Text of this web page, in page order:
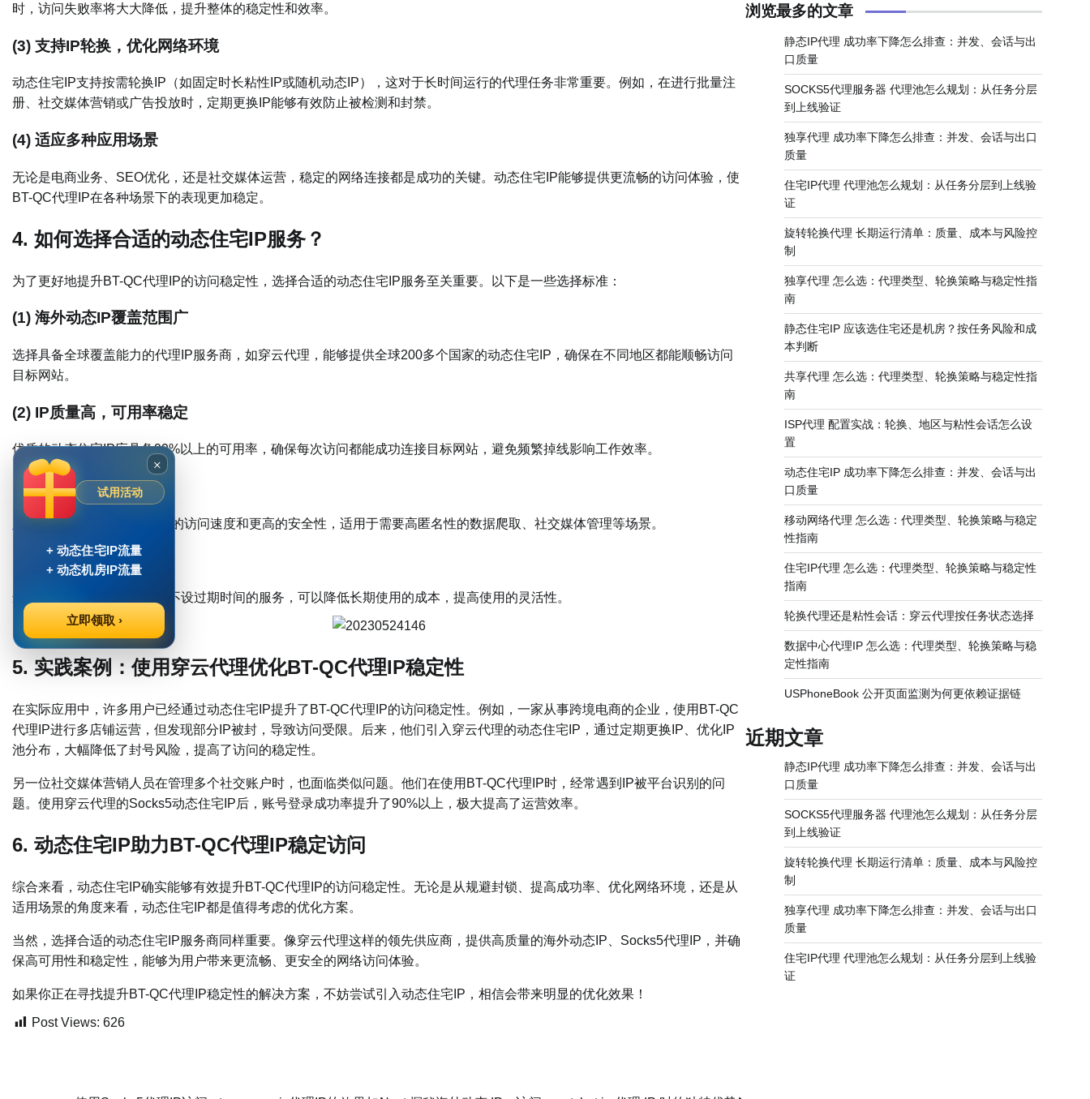
时，访问失败率将大大降低，提升整体的稳定性和效率。
(3) 支持IP轮换，优化网络环境
动态住宅IP支持按需轮换IP（如固定时长粘性IP或随机动态IP），这对于长时间运行的代理任务非常重要。例如，在进行批量注
册、社交媒体营销或广告投放时，定期更换IP能够有效防止被检测和封禁。
(4) 适应多种应用场景
无论是电商业务、SEO优化，还是社交媒体运营，稳定的网络连接都是成功的关键。动态住宅IP能够提供更流畅的访问体验，使
BT-QC代理IP在各种场景下的表现更加稳定。
4. 如何选择合适的动态住宅IP服务？
为了更好地提升BT-QC代理IP的访问稳定性，选择合适的动态住宅IP服务至关重要。以下是一些选择标准：
(1) 海外动态IP覆盖范围广
选择具备全球覆盖能力的代理IP服务商，如穿云代理，能够提供全球200多个国家的动态住宅IP，确保在不同地区都能顺畅访问
目标网站。
(2) IP质量高，可用率稳定
优质的动态住宅IP应具备99%以上的可用率，确保每次访问都能成功连接目标网站，避免频繁掉线影响工作效率。
(3) 支持Socks5代理IP
能够提供更快的访问速度和更高的安全性，适用于需要高匿名性的数据爬取、社交媒体管理等场景。
(4) 价格合理，套餐灵活
选择支持按需计费、流量包不设过期时间的服务，可以降低长期使用的成本，提高使用的灵活性。
5. 实践案例：使用穿云代理优化BT-QC代理IP稳定性
在实际应用中，许多用户已经通过动态住宅IP提升了BT-QC代理IP的访问稳定性。例如，一家从事跨境电商的企业，使用BT-QC
代理IP进行多店铺运营，但发现部分IP被封，导致访问受限。后来，他们引入穿云代理的动态住宅IP，通过定期更换IP、优化IP
池分布，大幅降低了封号风险，提高了访问的稳定性。
另一位社交媒体营销人员在管理多个社交账户时，也面临类似问题。他们在使用BT-QC代理IP时，经常遇到IP被平台识别的问
题。使用穿云代理的Socks5动态住宅IP后，账号登录成功率提升了90%以上，极大提高了运营效率。
6. 动态住宅IP助力BT-QC代理IP稳定访问
综合来看，动态住宅IP确实能够有效提升BT-QC代理IP的访问稳定性。无论是从规避封锁、提高成功率、优化网络环境，还是从
适用场景的角度来看，动态住宅IP都是值得考虑的优化方案。
当然，选择合适的动态住宅IP服务商同样重要。像穿云代理这样的领先供应商，提供高质量的海外动态IP、Socks5代理IP，并确
保高可用性和稳定性，能够为用户带来更流畅、更安全的网络访问体验。
如果你正在寻找提升BT-QC代理IP稳定性的解决方案，不妨尝试引入动态住宅IP，相信会带来明显的优化效果！
Post Views: 626
浏览最多的文章
静态IP代理 成功率下降怎么排查：并发、会话与出
口质量
SOCKS5代理服务器 代理池怎么规划：从任务分层
到上线验证
独享代理 成功率下降怎么排查：并发、会话与出口
质量
住宅IP代理 代理池怎么规划：从任务分层到上线验
证
旋转轮换代理 长期运行清单：质量、成本与风险控
制
独享代理 怎么选：代理类型、轮换策略与稳定性指
南
静态住宅IP 应该选住宅还是机房？按任务风险和成
本判断
共享代理 怎么选：代理类型、轮换策略与稳定性指
南
ISP代理 配置实战：轮换、地区与粘性会话怎么设
置
动态住宅IP 成功率下降怎么排查：并发、会话与出
口质量
移动网络代理 怎么选：代理类型、轮换策略与稳定
性指南
住宅IP代理 怎么选：代理类型、轮换策略与稳定性
指南
轮换代理还是粘性会话：穿云代理按任务状态选择
数据中心代理IP 怎么选：代理类型、轮换策略与稳
定性指南
USPhoneBook 公开页面监测为何更依赖证据链
近期文章
静态IP代理 成功率下降怎么排查：并发、会话与出
口质量
SOCKS5代理服务器 代理池怎么规划：从任务分层
到上线验证
旋转轮换代理 长期运行清单：质量、成本与风险控
制
独享代理 成功率下降怎么排查：并发、会话与出口
质量
住宅IP代理 代理池怎么规划：从任务分层到上线验
证
×
试用活动
+ 动态住宅IP流量
+ 动态机房IP流量
立即领取 ›